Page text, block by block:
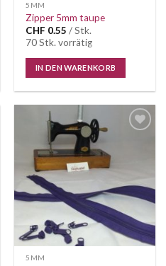
5MM
Zipper 5mm taupe
CHF 0.55 / Stk.
70 Stk. vorrätig
IN DEN WARENKORB
Wunschliste
5MM